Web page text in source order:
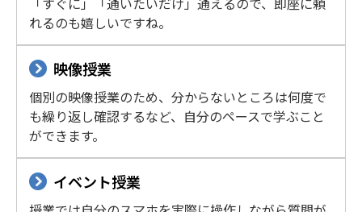
れるのも嬉しいですね。
映像授業
個別の映像授業のため、分からないところは何度で
も繰り返し確認するなど、自分のペースで学ぶこと
ができます。
イベント授業